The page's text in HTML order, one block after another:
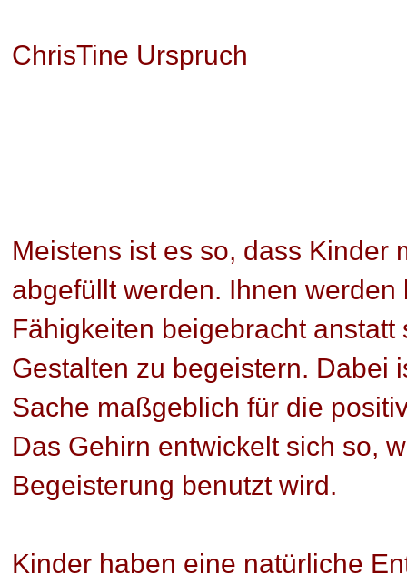
ChrisTine Urspruch
Meistens ist es so, dass Kinder
abgefüllt werden. Ihnen
Fähigkeiten beigebracht
Gestalten zu begeistern. Dabei
Sache maßgeblich für die
Das Gehirn entwickelt sich so,
Begeisterung benutzt wird.
Kinder haben eine natürliche